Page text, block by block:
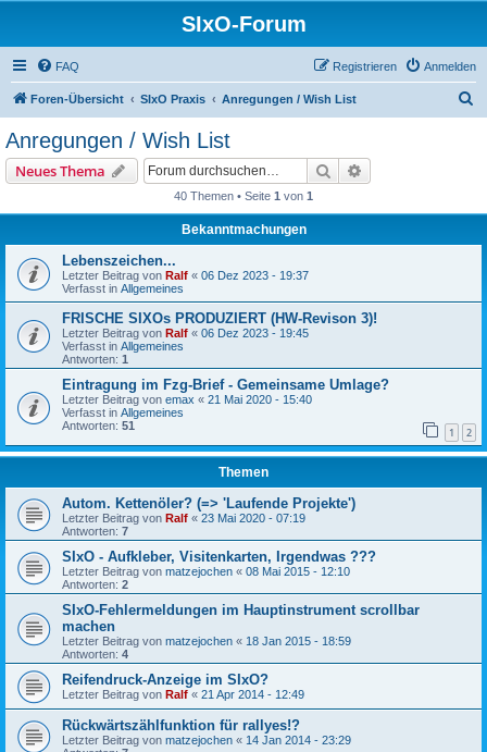
SIxO-Forum
FAQ Anmelden
Registrieren
Foren-Übersicht SIxO Praxis Anregungen / Wish List
Anregungen / Wish List
Neues Thema Suche
40 Themen • Seite 1 von 1
Bekanntmachungen
Lebenszeichen...
Letzter Beitrag von Ralf « 06 Dez 2023 - 19:37
Verfasst in Allgemeines
FRISCHE SIXOs PRODUZIERT (HW-Revison 3)!
Letzter Beitrag von Ralf « 06 Dez 2023 - 19:45
Verfasst in Allgemeines
Antworten: 1
Eintragung im Fzg-Brief - Gemeinsame Umlage?
Letzter Beitrag von emax « 21 Mai 2020 - 15:40
Verfasst in Allgemeines
Antworten: 51 1 2
Themen
Autom. Kettenöler? (=> 'Laufende Projekte')
Letzter Beitrag von Ralf « 23 Mai 2020 - 07:19
Antworten: 7
SIxO - Aufkleber, Visitenkarten, Irgendwas ???
Letzter Beitrag von matzejochen « 08 Mai 2015 - 12:10
Antworten: 2
SIxO-Fehlermeldungen im Hauptinstrument scrollbar
machen
Letzter Beitrag von matzejochen « 18 Jan 2015 - 18:59
Antworten: 4
Reifendruck-Anzeige im SIxO?
Letzter Beitrag von Ralf « 21 Apr 2014 - 12:49
Rückwärtszählfunktion für rallyes!?
Letzter Beitrag von matzejochen « 14 Jan 2014 - 23:29